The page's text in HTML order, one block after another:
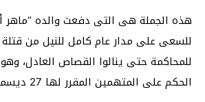
للسعى على مدار عام كامل للنيل من قتلة
للمحاكمة حتى ينالوا القصاص العادل،
الحكم على المتهمين المقرر لها 27 ديسمبر الجارى.